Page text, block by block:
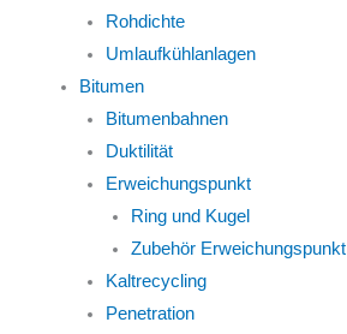
Rohdichte
Umlaufkühlanlagen
Bitumen
Bitumenbahnen
Duktilität
Erweichungspunkt
Ring und Kugel
Zubehör Erweichungspunkt
Kaltrecycling
Penetration